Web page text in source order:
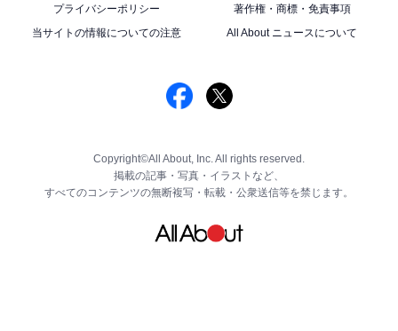
プライバシーポリシー
著作権・商標・免責事項
当サイトの情報についての注意
All About ニュースについて
Copyright©All About, Inc. All rights reserved.
掲載の記事・写真・イラストなど、
すべてのコンテンツの無断複写・転載・公衆送信等を禁じます。